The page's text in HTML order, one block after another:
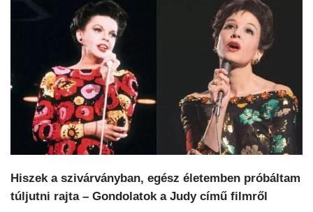
Hiszek a szivárványban, egész életemben próbáltam
túljutni rajta – Gondolatok a Judy című filmről